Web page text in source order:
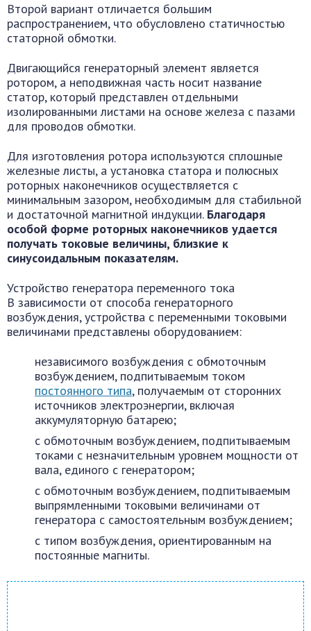
Второй вариант отличается большим
распространением, что обусловлено статичностью
статорной обмотки.
Двигающийся генераторный элемент является
ротором, а неподвижная часть носит название
статор, который представлен отдельными
изолированными листами на основе железа с пазами
для проводов обмотки.
Для изготовления ротора используются сплошные
железные листы, а установка статора и полюсных
роторных наконечников осуществляется с
минимальным зазором, необходимым для стабильной
и достаточной магнитной индукции. Благодаря
особой форме роторных наконечников удается
получать токовые величины, близкие к
синусоидальным показателям.
Устройство генератора переменного тока
В зависимости от способа генераторного
возбуждения, устройства с переменными токовыми
величинами представлены оборудованием:
независимого возбуждения с обмоточным
возбуждением, подпитываемым током
постоянного типа, получаемым от сторонних
источников электроэнергии, включая
аккумуляторную батарею;
с обмоточным возбуждением, подпитываемым
токами с незначительным уровнем мощности от
вала, единого с генератором;
с обмоточным возбуждением, подпитываемым
выпрямленными токовыми величинами от
генератора с самостоятельным возбуждением;
с типом возбуждения, ориентированным на
постоянные магниты.